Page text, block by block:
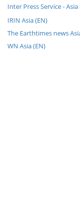
Inter Press Service - Asia
IRIN Asia (EN)
The Earthtimes news
WN Asia (EN)